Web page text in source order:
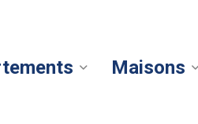
Maisons